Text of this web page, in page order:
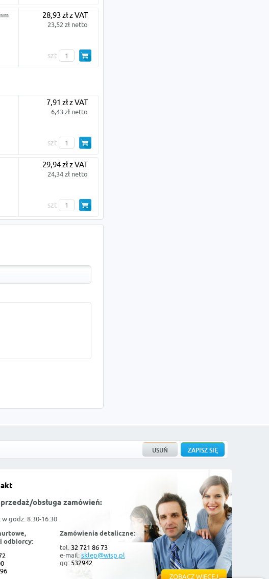
28,93 zł z VAT
23,52 zł netto
szt
7,91 zł z VAT
6,43 zł netto
szt
29,94 zł z VAT
24,34 zł netto
szt
obsługa zamówień:
godz. 8:30-16:30
odbiorcy:
Zamówienia detaliczne:
tel. 32 721 86 73
e-mail:sklep@wisp.pl
gg: 532942
ZOBACZ WIĘCEJ